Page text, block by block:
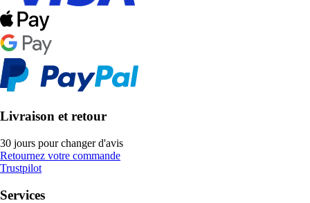
Livraison et retour
30 jours pour changer d'avis
Retournez votre commande
Trustpilot
Services